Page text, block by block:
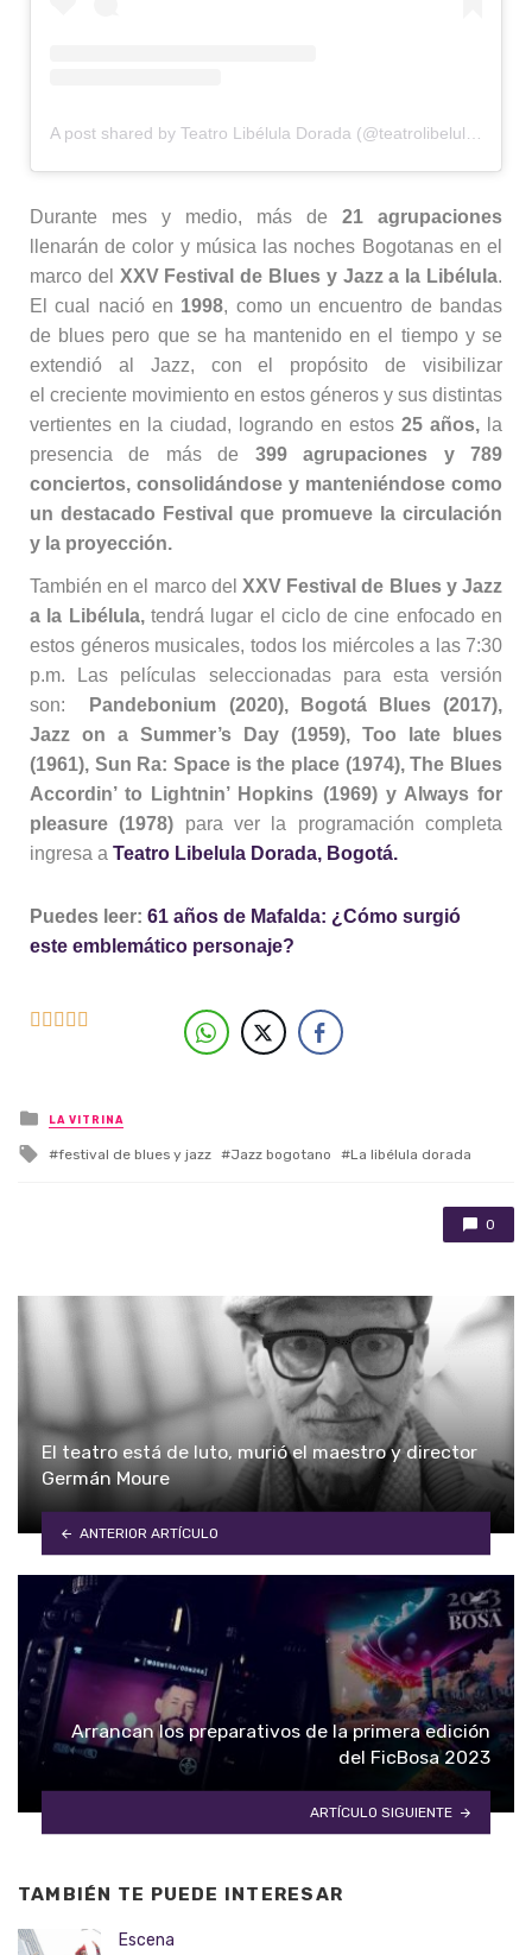
A post shared by Teatro Libélula Dorada (@teatrolibeluladorada)
Durante mes y medio, más de 21 agrupaciones
llenarán de color y música las noches Bogotanas en el
marco del XXV Festival de Blues y Jazz a la Libélula.
El cual nació en 1998, como un encuentro de bandas
de blues pero que se ha mantenido en el tiempo y se
extendió al Jazz, con el propósito de visibilizar
el creciente movimiento en estos géneros y sus distintas
vertientes en la ciudad, logrando en estos 25 años, la
presencia de más de 399 agrupaciones y 789
conciertos, consolidándose y manteniéndose como
un destacado Festival que promueve la circulación
y la proyección.
También en el marco del XXV Festival de Blues y Jazz
a la Libélula,tendrá lugar el ciclo de cine enfocado en
estos géneros musicales, todos los miércoles a las 7:30
p.m. Las películas seleccionadas para esta versión
son:
Pandebonium (2020), Bogotá Blues (2017),
Jazz on a Summer’s Day (1959), Too late blues
(1961), Sun Ra: Space is the place (1974), The Blues
Accordin’ to Lightnin’ Hopkins (1969) y Always for
pleasure (1978) para ver la programación completa
ingresa a Teatro Libelula Dorada, Bogotá.
Puedes leer: 61 años de Mafalda: ¿Cómo surgió
este emblemático personaje?
    
Posted in
LA VITRINA
Tagged with
festival de blues y jazz Jazz bogotano La libélula dorada
0
El teatro está de luto, murió el maestro y director
Germán Moure
ANTERIOR ARTÍCULO
Arrancan los preparativos de la primera edición
del FicBosa 2023
ARTÍCULO SIGUIENTE
TAMBIÉN TE PUEDE INTERESAR
Escena